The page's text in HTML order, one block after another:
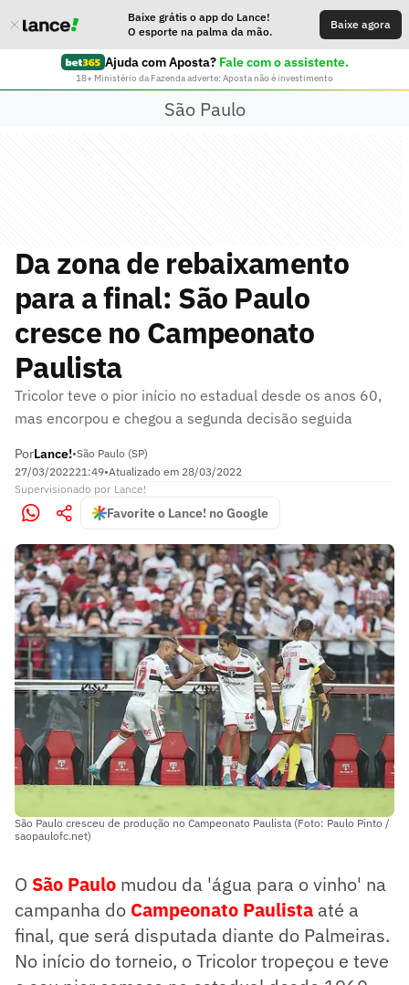
Baixe grátis o app do Lance!
O esporte na palma da mão.
Baixe agora
Ajuda com Aposta? Fale com o assistente.
18+ Ministério da Fazenda adverte: Aposta não é investimento
São Paulo
Da zona de rebaixamento
para a final: São Paulo
cresce no Campeonato
Paulista
Tricolor teve o pior início no estadual desde os anos 60,
mas encorpou e chegou a segunda decisão seguida
PorLance!•São Paulo (SP)
27/03/202221:49•Atualizado em 28/03/2022
Supervisionado por Lance!
Favorite o Lance! no Google
São Paulo cresceu de produção no Campeonato Paulista (Foto: Paulo Pinto /
saopaulofc.net)
O São Paulo mudou da 'água para o vinho' na
campanha do Campeonato Paulista até a
final, que será disputada diante do Palmeiras.
No início do torneio, o Tricolor tropeçou e teve